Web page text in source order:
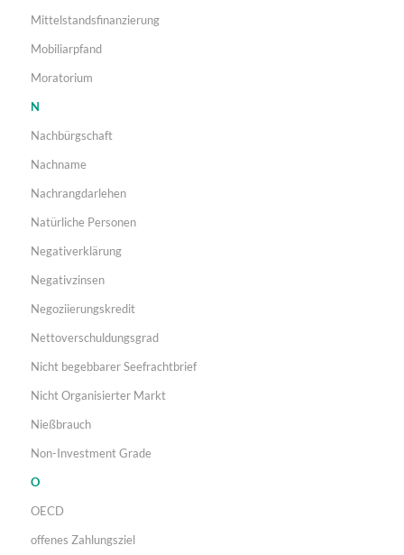
Mittelstandsfinanzierung
Mobiliarpfand
Moratorium
N
Nachbürgschaft
Nachname
Nachrangdarlehen
Natürliche Personen
Negativerklärung
Negativzinsen
Negoziierungskredit
Nettoverschuldungsgrad
Nicht begebbarer Seefrachtbrief
Nicht Organisierter Markt
Nießbrauch
Non-Investment Grade
O
OECD
offenes Zahlungsziel